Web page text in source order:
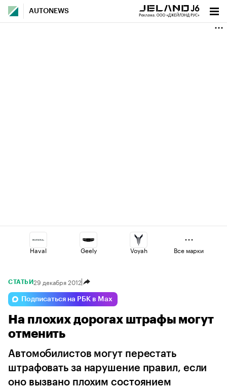
AUTONEWS
Haval Geely Voyah
Changan Volga
Jaecoo Omoda Esteo
Все марки
СТАТЬИ29 декабря 2012
Подписаться на РБК в Max
На плохих дорогах штрафы могут
отменить
Автомобилистов могут перестать
штрафовать за нарушение правил, если
оно вызвано плохим состоянием